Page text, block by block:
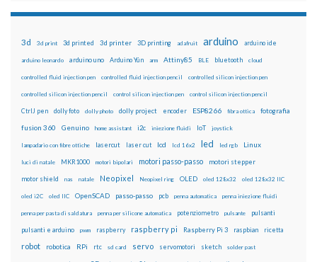
3d 3d print 3d printed 3d printer 3D printing adafruit arduino arduino ide
arduino leonardo arduino uno Arduino Yún arm Attiny85 BLE bluetooth cloud
controlled fluid injection pen controlled fluid injection pencil controlled silicon injection pen
controlled silicon injection pencil control silicon injection pen control silicon injection pencil
CtrlJ pen dolly foto dolly photo dolly project encoder ESP8266 fibra ottica fotografia
fusion 360 Genuino home assistant i2c iniezione fluidi IoT joystick
lampadario con fibre ottiche lasercut laser cut lcd lcd 16x2 led led rgb Linux
luci di natale MKR1000 motori bipolari motori passo-passo motori stepper
motor shield nas natale Neopixel Neopixel ring OLED oled 128x32 oled 128x32 IIC
oled i2C oled IIC OpenSCAD passo-passo pcb penna automatica penna iniezione fluidi
penna per pasta di saldatura penna per silicone automatica potenziometro pulsante pulsanti
pulsanti e arduino pwm raspberry raspberry pi Raspberry Pi 3 raspbian ricetta
robot robotica RPi rtc sd card servo servomotori sketch solder past